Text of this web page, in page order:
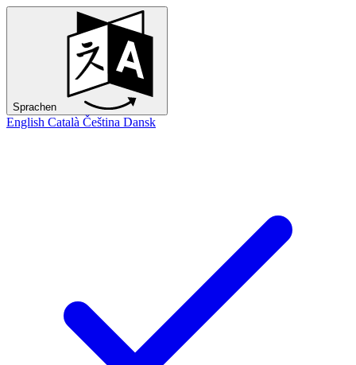
Sprachen
English Català Čeština Dansk